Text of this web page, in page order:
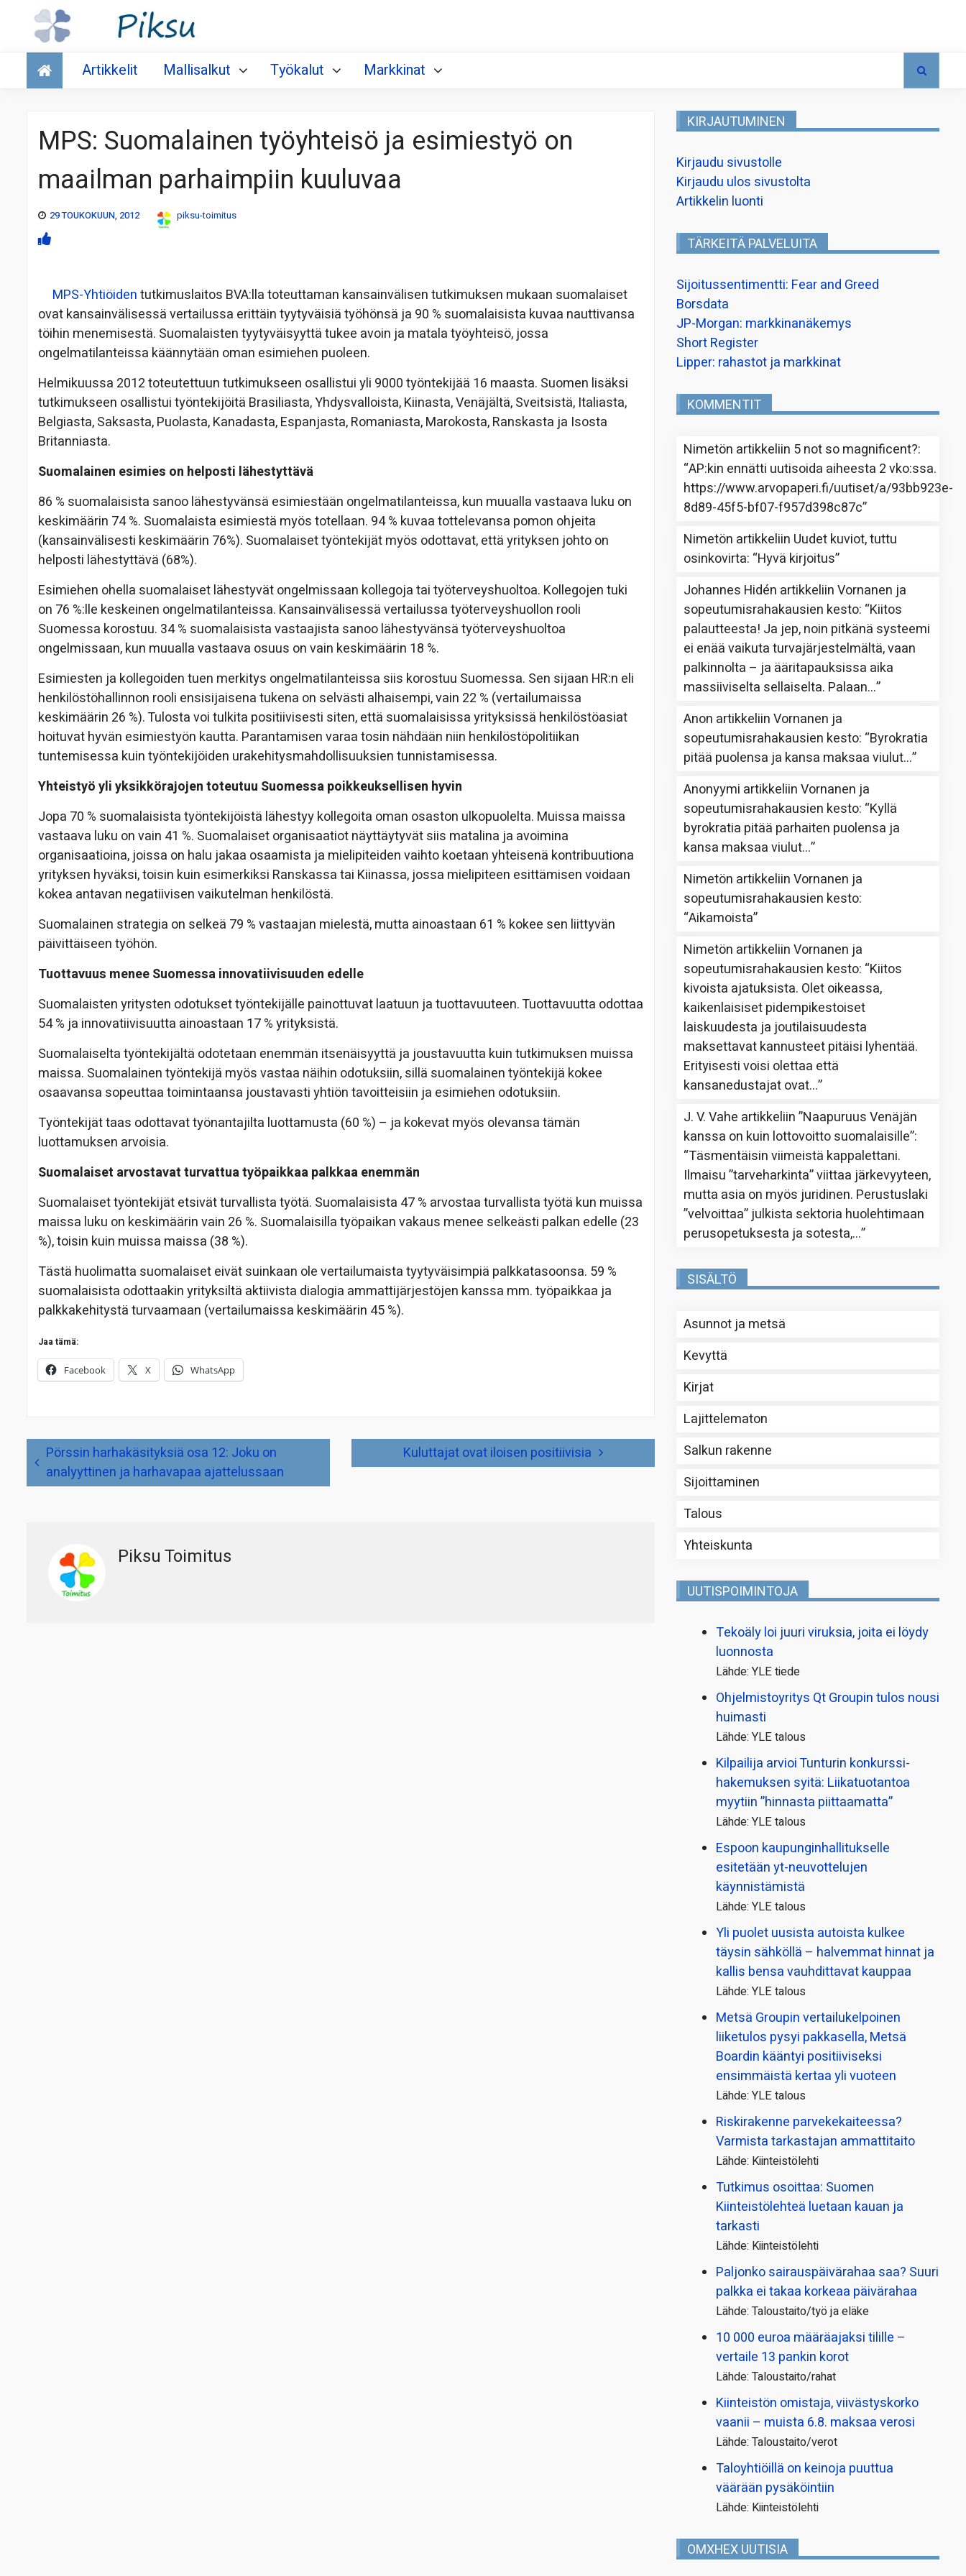
Talous
Artikkelit Mallisalkut Työkalut Markkinat
MPS: Suomalainen työyhteisö ja esimiestyö on
maailman parhaimpiin kuuluvaa
29 TOUKOKUUN, 2012 piksu-toimitus
MPS-Yhtiöidentutkimuslaitos BVA:lla toteuttaman kansainvälisen tutkimuksen mukaan suomalaiset
ovat kansainvälisessä vertailussa erittäin tyytyväisiä työhönsä ja 90 % suomalaisista kuvaa nauttivansa
töihin menemisestä. Suomalaisten tyytyväisyyttä tukee avoin ja matala työyhteisö, jossa
ongelmatilanteissa käännytään oman esimiehen puoleen.
Helmikuussa 2012 toteutettuun tutkimukseen osallistui yli 9000 työntekijää 16 maasta. Suomen lisäksi
tutkimukseen osallistui työntekijöitä Brasiliasta, Yhdysvalloista, Kiinasta, Venäjältä, Sveitsistä, Italiasta,
Belgiasta, Saksasta, Puolasta, Kanadasta, Espanjasta, Romaniasta, Marokosta, Ranskasta ja Isosta
Britanniasta.
Suomalainen esimies on helposti lähestyttävä
86 % suomalaisista sanoo lähestyvänsä esimiestään ongelmatilanteissa, kun muualla vastaava luku on
keskimäärin 74 %. Suomalaista esimiestä myös totellaan. 94 % kuvaa tottelevansa pomon ohjeita
(kansainvälisesti keskimäärin 76%). Suomalaiset työntekijät myös odottavat, että yrityksen johto on
helposti lähestyttävä (68%).
Esimiehen ohella suomalaiset lähestyvät ongelmissaan kollegoja tai työterveyshuoltoa. Kollegojen tuki
on 76 %:lle keskeinen ongelmatilanteissa. Kansainvälisessä vertailussa työterveyshuollon rooli
Suomessa korostuu. 34 % suomalaisista vastaajista sanoo lähestyvänsä työterveyshuoltoa
ongelmissaan, kun muualla vastaava osuus on vain keskimäärin 18 %.
Esimiesten ja kollegoiden tuen merkitys ongelmatilanteissa siis korostuu Suomessa. Sen sijaan HR:n eli
henkilöstöhallinnon rooli ensisijaisena tukena on selvästi alhaisempi, vain 22 % (vertailumaissa
keskimäärin 26 %). Tulosta voi tulkita positiivisesti siten, että suomalaisissa yrityksissä henkilöstöasiat
hoituvat hyvän esimiestyön kautta. Parantamisen varaa tosin nähdään niin henkilöstöpolitiikan
tuntemisessa kuin työntekijöiden urakehitysmahdollisuuksien tunnistamisessa.
Yhteistyö yli yksikkörajojen toteutuu Suomessa poikkeuksellisen hyvin
Jopa 70 % suomalaisista työntekijöistä lähestyy kollegoita oman osaston ulkopuolelta. Muissa maissa
vastaava luku on vain 41 %. Suomalaiset organisaatiot näyttäytyvät siis matalina ja avoimina
organisaatioina, joissa on halu jakaa osaamista ja mielipiteiden vaihto koetaan yhteisenä kontribuutiona
yrityksen hyväksi, toisin kuin esimerkiksi Ranskassa tai Kiinassa, jossa mielipiteen esittämisen voidaan
kokea antavan negatiivisen vaikutelman henkilöstä.
Suomalainen strategia on selkeä 79 % vastaajan mielestä, mutta ainoastaan 61 % kokee sen liittyvän
päivittäiseen työhön.
Tuottavuus menee Suomessa innovatiivisuuden edelle
Suomalaisten yritysten odotukset työntekijälle painottuvat laatuun ja tuottavuuteen. Tuottavuutta odottaa
54 % ja innovatiivisuutta ainoastaan 17 % yrityksistä.
Suomalaiselta työntekijältä odotetaan enemmän itsenäisyyttä ja joustavuutta kuin tutkimuksen muissa
maissa. Suomalainen työntekijä myös vastaa näihin odotuksiin, sillä suomalainen työntekijä kokee
osaavansa sopeuttaa toimintaansa joustavasti yhtiön tavoitteisiin ja esimiehen odotuksiin.
Työntekijät taas odottavat työnantajilta luottamusta (60 %) – ja kokevat myös olevansa tämän
luottamuksen arvoisia.
Suomalaiset arvostavat turvattua työpaikkaa palkkaa enemmän
Suomalaiset työntekijät etsivät turvallista työtä. Suomalaisista 47 % arvostaa turvallista työtä kun muissa
maissa luku on keskimäärin vain 26 %. Suomalaisilla työpaikan vakaus menee selkeästi palkan edelle (23
%), toisin kuin muissa maissa (38 %).
Tästä huolimatta suomalaiset eivät suinkaan ole vertailumaista tyytyväisimpiä palkkatasoonsa. 59 %
suomalaisista odottaakin yrityksiltä aktiivista dialogia ammattijärjestöjen kanssa mm. työpaikkaa ja
palkkakehitystä turvaamaan (vertailumaissa keskimäärin 45 %).
Jaa tämä:
Facebook X WhatsApp
Artikkelien
selausPörssin harhakäsityksiä osa 12: Joku on
analyyttinen ja harhavapaa ajattelussaan
Kuluttajat ovat iloisen positiivisia
Piksu Toimitus
KIRJAUTUMINEN
Kirjaudu sivustolle
Kirjaudu ulos sivustolta
Artikkelin luonti
TÄRKEITÄ PALVELUITA
Sijoitussentimentti: Fear and Greed
Borsdata
JP-Morgan: markkinanäkemys
Short Register
Lipper: rahastot ja markkinat
KOMMENTIT
Nimetön artikkeliin 5 not so magnificent?:
“AP:kin ennätti uutisoida aiheesta 2 vko:ssa.
https://www.arvopaperi.fi/uutiset/a/93bb923e-
8d89-45f5-bf07-f957d398c87c”
Nimetön artikkeliin Uudet kuviot, tuttu
osinkovirta: “Hyvä kirjoitus”
Johannes Hidén artikkeliinVornanen ja
sopeutumisrahakausien kesto: “Kiitos
palautteesta! Ja jep, noin pitkänä systeemi
ei enää vaikuta turvajärjestelmältä, vaan
palkinnolta – ja ääritapauksissa aika
massiiviselta sellaiselta. Palaan…”
Anon artikkeliinVornanen ja
sopeutumisrahakausien kesto: “Byrokratia
pitää puolensa ja kansa maksaa viulut…”
Anonyymi artikkeliinVornanen ja
sopeutumisrahakausien kesto: “Kyllä
byrokratia pitää parhaiten puolensa ja
kansa maksaa viulut…”
Nimetön artikkeliinVornanen ja
sopeutumisrahakausien kesto:
“Aikamoista”
Nimetön artikkeliinVornanen ja
sopeutumisrahakausien kesto: “Kiitos
kivoista ajatuksista. Olet oikeassa,
kaikenlaisiset pidempikestoiset
laiskuudesta ja joutilaisuudesta
maksettavat kannusteet pitäisi lyhentää.
Erityisesti voisi olettaa että
kansanedustajat ovat…”
J. V. Vahe artikkeliin”Naapuruus Venäjän
kanssa on kuin lottovoitto suomalaisille”:
“Täsmentäisin viimeistä kappalettani.
Ilmaisu ”tarveharkinta” viittaa järkevyyteen,
mutta asia on myös juridinen. Perustuslaki
”velvoittaa” julkista sektoria huolehtimaan
perusopetuksesta ja sotesta,…”
SISÄLTÖ
Asunnot ja metsä
Kevyttä
Kirjat
Lajittelematon
Salkun rakenne
Sijoittaminen
Talous
Yhteiskunta
UUTISPOIMINTOJA
Tekoäly loi juuri viruksia, joita ei löydy
luonnosta
Lähde: YLE tiede
Ohjelmistoyritys Qt Groupin tulos nousi
huimasti
Lähde: YLE talous
Kilpailija arvioi Tunturin konkurssi­
hakemuksen syitä: Liikatuotantoa
myytiin ”hinnasta piittaamatta”
Lähde: YLE talous
Espoon kaupungin­hallitukselle
esitetään yt-neuvottelujen
käynnistämistä
Lähde: YLE talous
Yli puolet uusista autoista kulkee
täysin sähköllä – halvemmat hinnat ja
kallis bensa vauhdittavat kauppaa
Lähde: YLE talous
Metsä Groupin vertailu­kelpoinen
liiketulos pysyi pakkasella, Metsä
Boardin kääntyi positiiviseksi
ensimmäistä kertaa yli vuoteen
Lähde: YLE talous
Riskirakenne parvekekaiteessa?
Varmista tarkastajan ammattitaito
Lähde: Kiinteistölehti
Tutkimus osoittaa: Suomen
Kiinteistölehteä luetaan kauan ja
tarkasti
Lähde: Kiinteistölehti
Paljonko sairauspäivä­rahaa saa? Suuri
palkka ei takaa korkeaa päivärahaa
Lähde: Taloustaito/työ ja eläke
10 000 euroa määräajaksi tilille –
vertaile 13 pankin korot
Lähde: Taloustaito/rahat
Kiinteistön omistaja, viivästyskorko
vaanii – muista 6.8. maksaa verosi
Lähde: Taloustaito/verot
Taloyhtiöillä on keinoja puuttua
väärään pysäköintiin
Lähde: Kiinteistölehti
OMXHEX UUTISIA